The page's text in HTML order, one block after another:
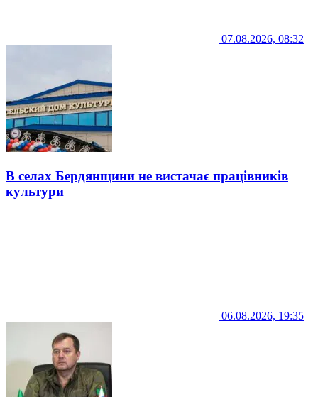
07.08.2026, 08:32
В селах Бердянщини не вистачає працівників
культури
06.08.2026, 19:35